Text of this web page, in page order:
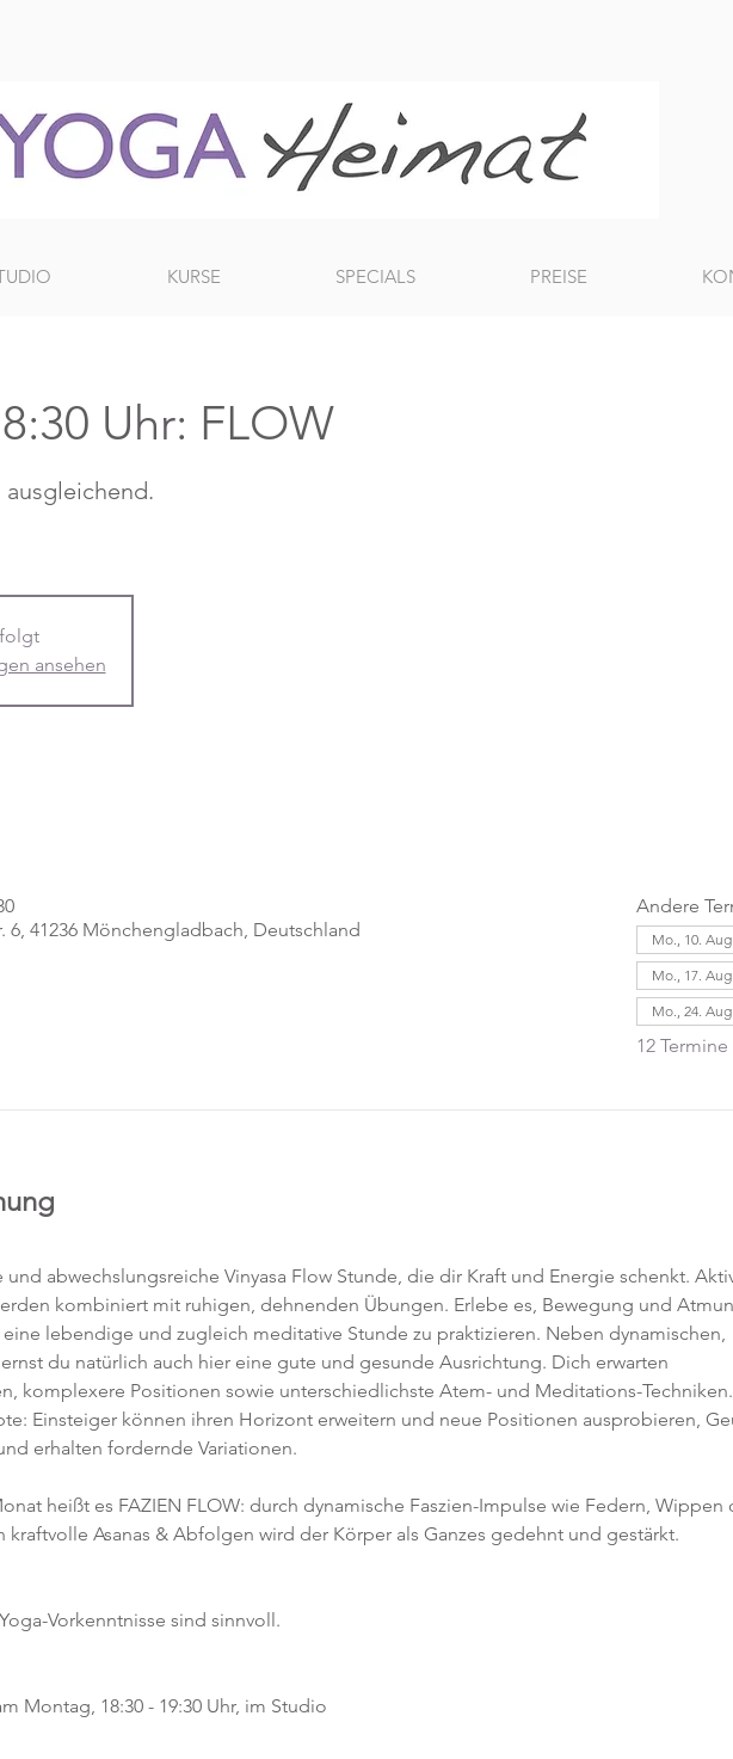
KURSE SPECIALS PREISE
Uhr: FLOW
ansehen
6, 41236 Mönchengladbach, Deutschland
Andere
Mo., 10.
Mo., 17.
Mo., 24.
12
abwechslungsreiche Vinyasa Flow Stunde, die dir Kraft und Energie schenkt.
kombiniert mit ruhigen, dehnenden Übungen. Erlebe es, Bewegung und
lebendige und zugleich meditative Stunde zu praktizieren. Neben dynamischen,
du natürlich auch hier eine gute und gesunde Ausrichtung. Dich erwarten
komplexere Positionen sowie unterschiedlichste Atem- und Meditations-Techniken.
Einsteiger können ihren Horizont erweitern und neue Positionen ausprobieren,
erhalten fordernde Variationen.
heißt es FAZIEN FLOW: durch dynamische Faszien-Impulse wie Federn, Wippen
kraftvolle Asanas & Abfolgen wird der Körper als Ganzes gedehnt und gestärkt.
Vorkenntnisse sind sinnvoll.
Montag, 18:30 - 19:30 Uhr, im Studio